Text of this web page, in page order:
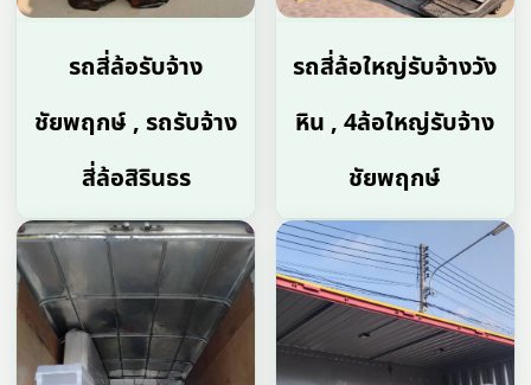
รถสี่ล้อรับจ้าง
ชัยพฤกษ์ , รถรับจ้าง
สี่ล้อสิรินธร
รถสี่ล้อใหญ่รับจ้างวัง
หิน , 4ล้อใหญ่รับจ้าง
ชัยพฤกษ์